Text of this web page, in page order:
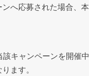
へ応募された場合、
該キャンペーンを開催
ます。